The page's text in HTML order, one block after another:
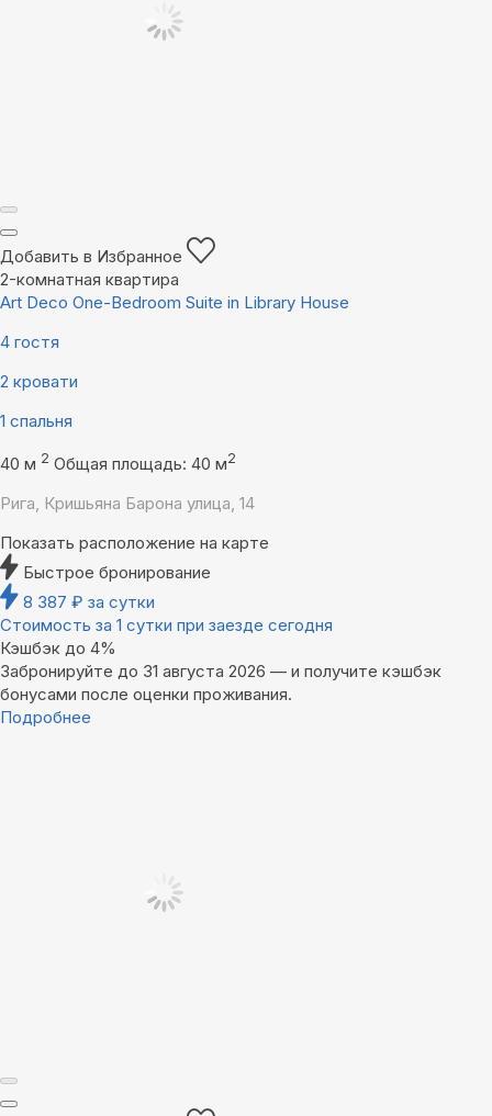
Добавить в Избранное
2-комнатная квартира
Art Deco One-Bedroom Suite in Library House
4 гостя
2 кровати
1 спальня
40 м 2 Общая площадь: 40 м2
Рига, Кришьяна Барона улица, 14
Показать расположение на карте
Быстрое бронирование
8 387 ₽ за сутки
Стоимость за 1 сутки при заезде сегодня
Кэшбэк до 4%
Забронируйте до 31 августа 2026 — и получите кэшбэк
бонусами после оценки проживания.
Подробнее